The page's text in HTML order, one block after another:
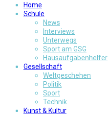
Home
Schule
News
Interviews
Unterwegs
Sport am GSG
Hausaufgabenhelfer
Gesellschaft
Weltgeschehen
Politik
Sport
Technik
Kunst & Kultur